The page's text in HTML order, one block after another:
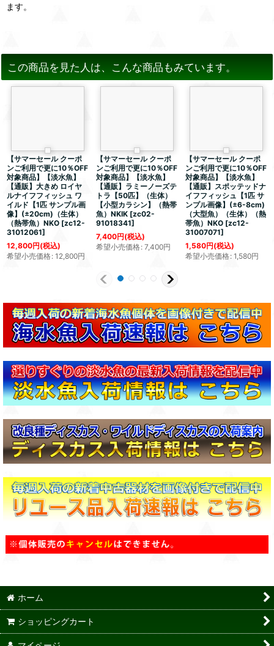
ます。
この商品を見た人は、こんな商品もみています。
【サマーセール クーポ
ンご利用で更に10％OFF
対象商品】【淡水魚】
【通販】大きめ ロイヤ
ルナイフフィッシュ ワ
イルド【1匹 サンプル画
像】(±20cm)（生体）
（熱帯魚）NKO [zc12-
31012061]
12,800円(税込)
希望小売価格: 12,800円
【サマーセール クーポ
ンご利用で更に10％OFF
対象商品】【淡水魚】
【通販】ラミーノーズテ
トラ【50匹】（生体）
【小型カラシン】（熱帯
魚）NKIK [zc02-
91018341]
7,400円(税込)
希望小売価格: 7,400円
【サマーセール クーポ
ンご利用で更に10％OFF
対象商品】【淡水魚】
【通販】スポッテッドナ
イフフィッシュ【1匹 サ
ンプル画像】(±6-8cm)
（大型魚）（生体）（熱
帯魚）NKO [zc12-
31007071]
1,580円(税込)
希望小売価格: 1,580円
ホーム
ショッピングカート